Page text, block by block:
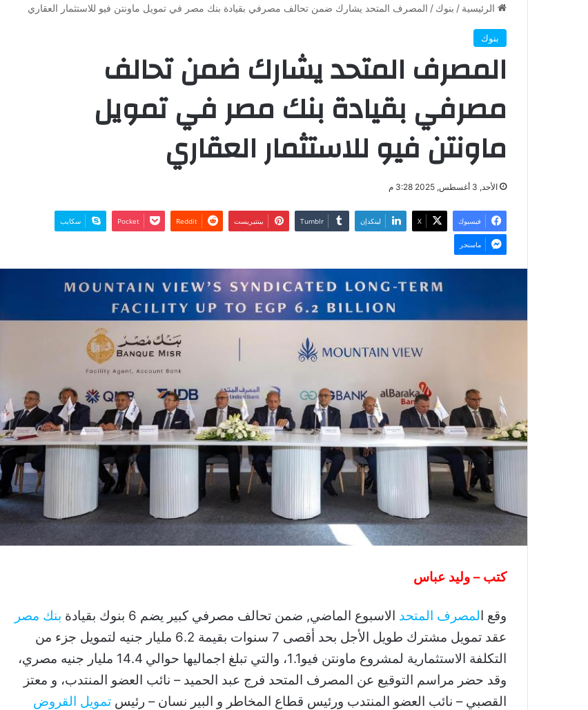
الرئيسية / بنوك / المصرف المتحد يشارك ضمن تحالف مصرفي بقيادة بنك مصر في تمويل ماونتن فيو للاستثمار العقاري
بنوك
المصرف المتحد يشارك ضمن تحالف
مصرفي بقيادة بنك مصر في تمويل
ماونتن فيو للاستثمار العقاري
الأحد, 3 أغسطس, 2025 3:28 م
فيسبوك ‫X لينكدإن بينتيريست ‫Pocket سكايب
ماسنجر
كتب – وليد عباس
وقع المصرف المتحد الاسبوع الماضي, ضمن تحالف مصرفي كبير يضم 6 بنوك بقيادة
بنك مصر
عقد تمويل مشترك طويل الأجل بحد أقصى 7 سنوات بقيمة 6.2 مليار جنيه لتمويل جزء من
التكلفة الاستثمارية لمشروع ماونتن فيو1.1، والتي تبلغ اجماليها حوالي 14.4 مليار جنيه مصري،
وقد حضر مراسم التوقيع عن المصرف المتحد فرج عبد الحميد – نائب العضو المنتدب، و معتز
القصبي – نائب العضو المنتدب ورئيس قطاع المخاطر و البير نسان – رئيس تمويل القروض